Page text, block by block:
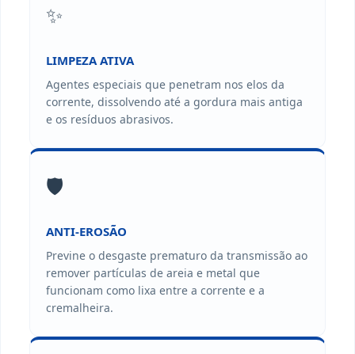
✨
LIMPEZA ATIVA
Agentes especiais que penetram nos elos da
corrente, dissolvendo até a gordura mais antiga
e os resíduos abrasivos.
🛡️
ANTI-EROSÃO
Previne o desgaste prematuro da transmissão ao
remover partículas de areia e metal que
funcionam como lixa entre a corrente e a
cremalheira.